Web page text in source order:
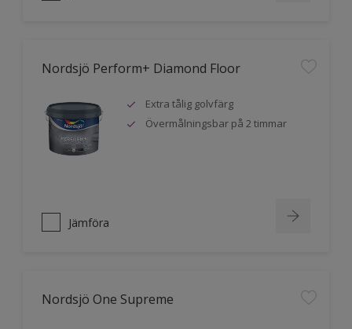
Nordsjö Perform+ Diamond Floor
Extra tålig golvfärg
Övermålningsbar på 2 timmar
Jämföra
Nordsjö One Supreme